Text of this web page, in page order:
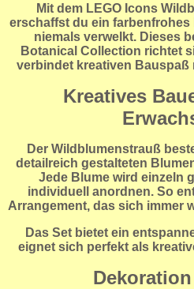
Mit dem LEGO Icons
erschaffst du ein
niemals verwelkt. Dieses
Botanical Collection richtet
verbindet kreativen
Kreatives
Der Wildblumenstrauß
detailreich gestalteten
Jede Blume wird einzeln
individuell anordnen. So
Arrangement, das sich immer
Das Set bietet ein
eignet sich perfekt als